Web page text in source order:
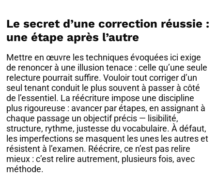
Le secret d’une correction réussie :
une étape après l’autre
Mettre en œuvre les techniques évoquées ici exige
de renoncer à une illusion tenace : celle qu’une seule
relecture pourrait suffire. Vouloir tout corriger d’un
seul tenant conduit le plus souvent à passer à côté
de l’essentiel. La réécriture impose une discipline
plus rigoureuse : avancer par étapes, en assignant à
chaque passage un objectif précis — lisibilité,
structure, rythme, justesse du vocabulaire. À défaut,
les imperfections se masquent les unes les autres et
résistent à l’examen. Réécrire, ce n’est pas relire
mieux : c’est relire autrement, plusieurs fois, avec
méthode.